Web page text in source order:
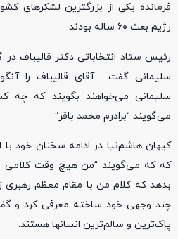
فرمانده یکی از بزرگترین لشکرهای
رژیم بعث ۶۰ ساله بودند.
رئیس ستاد انتخاباتی دکتر قالیباف در
سلیمانی گفت : آقای قالیباف را
سلیمانی می‌خواهند بگویند که چه
می‌گویند “برادرم محمد باقر”
کیهان هاشم‌نیا در ادامه سخنان خود با
که که می‌گویند “من هیچ وقت کلامی
بدهد که کلام من با مقام معظم رهبری
چند وجهی خود ساخته معرفی کرد و
پاک‌ترین و سالم‌ترین انسانها هستند.